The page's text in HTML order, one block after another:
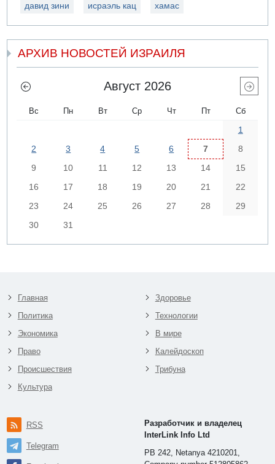
давид зини исраэль кац хамас
АРХИВ НОВОСТЕЙ ИЗРАИЛЯ
Август 2026
Вс Пн Вт Ср Чт Пт Сб
1
2
3 4 5 6 7
8
9
10 11 12 13 14
15
16
17 18 19 20 21
22
23
24 25 26 27 28
29
30
31
Главная
Политика
Экономика
Право
Происшествия
Культура
Здоровье
Технологии
В мире
Калейдоскоп
Трибуна
RSS
Telegram
Разработчик и владелец
InterLink Info Ltd
PB 242, Netanya 4210201,